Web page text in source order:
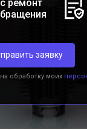
ремонт
заявку
обработку моих